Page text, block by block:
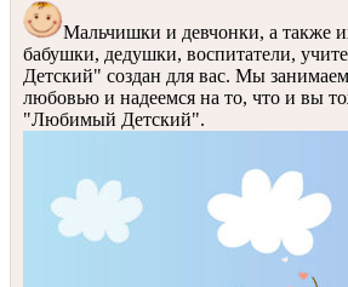
Мальчишки и девчонки, а также
бабушки, дедушки, воспитатели,
Детский" создан для вас. Мы
любовью и надеемся на то, что и вы
"Любимый Детский".